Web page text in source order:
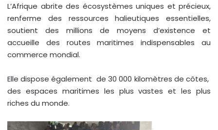
L’Afrique abrite des écosystèmes uniques et précieux,
renferme des ressources halieutiques essentielles,
soutient des millions de moyens d’existence et
accueille des routes maritimes indispensables au
commerce mondial.
Elle dispose également de 30 000 kilomètres de côtes,
des espaces maritimes les plus vastes et les plus
riches du monde.